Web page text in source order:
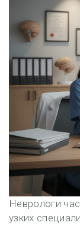
Неврологи
узких